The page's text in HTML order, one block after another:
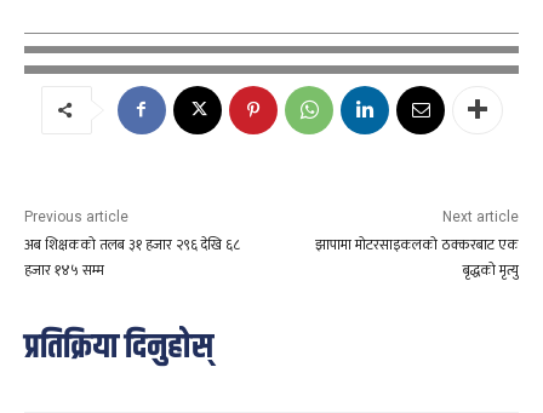
Previous article
अब शिक्षकको तलब ३१ हजार २९६ देखि ६८
हजार १४५ सम्म
Next article
झापामा मोटरसाइकलको ठक्करबाट एक
बृद्धको मृत्यु
प्रतिक्रिया दिनुहोस्